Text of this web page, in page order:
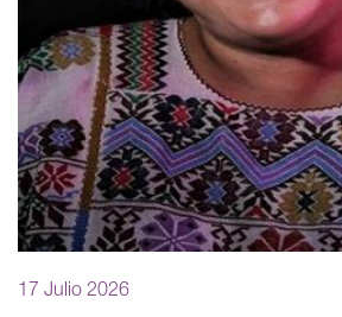
17 Julio 2026